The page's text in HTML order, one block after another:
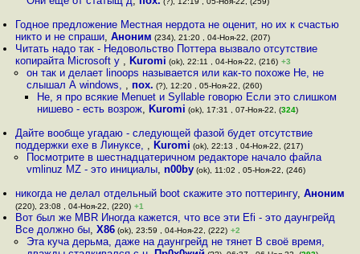
Годное предложение Местная нердота не оценит, но их к счастью
никто и не спраши,Аноним (234), 21:20 , 04-Ноя-22, (207)
Читать надо так - Недовольство Поттера вызвало отсутствие
копирайта Microsoft у , Kuromi (ok), 22:11 , 04-Ноя-22, (216) +3
он так и делает linoops называется или как-то похоже Не, не
слышал А windows, , пох. (?), 12:20 , 05-Ноя-22, (260)
Не, я про всякие Menuet и Syllable говорю Если это слишком
нишево - есть возрож, Kuromi (ok), 17:31 , 07-Ноя-22, (324)
Дайте вообще угадаю - следующей фазой будет отсутствие
поддержки exe в Линуксе, , Kuromi (ok), 22:13 , 04-Ноя-22, (217)
Посмотрите в шестнадцатеричном редакторе начало файла
vmlinuz MZ - это инициалы, n00by(ok), 11:02 , 05-Ноя-22, (246)
никогда не делал отдельный boot скажите это поттерингу,Аноним
(220), 23:08 , 04-Ноя-22, (220) +1
Вот был же MBR Иногда кажется, что все эти Efi - это даунгрейд
Все должно бы,X86 (ok), 23:59 , 04-Ноя-22, (222) +2
Эта куча дерьма, даже на даунгрейд не тянет В своё время,